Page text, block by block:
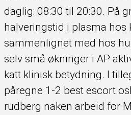
daglig: 08:30 til 20:30. På
halveringstid i plasma hos
sammenlignet med hos
selv små økninger i AP
katt klinisk betydning. I
påregne 1-2 best
rudberg naken arbeid for